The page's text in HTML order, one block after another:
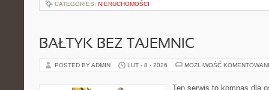
CATEGORIES: NIERUCHOMOŚCI
BAŁTYK BEZ TAJEMNIC
POSTED BY ADMIN LUT - 8 - 2026 MOŻLIWOŚĆ
Ten serwis to kompas dla